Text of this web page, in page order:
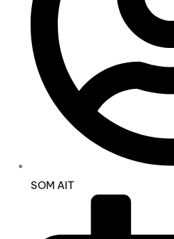
SOM AIT